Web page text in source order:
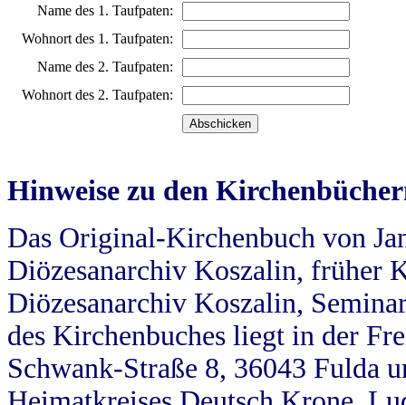
Name des 1. Taufpaten:
Wohnort des 1. Taufpaten:
Name des 2. Taufpaten:
Wohnort des 2. Taufpaten:
Hinweise zu den
Das Original-Kirchenbuch von
Diözesanarchiv Koszalin, früher
Diözesanarchiv Koszalin,
des Kirchenbuches liegt in der
Schwank-Straße 8, 36043 Fulda